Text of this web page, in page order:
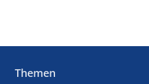
Themen